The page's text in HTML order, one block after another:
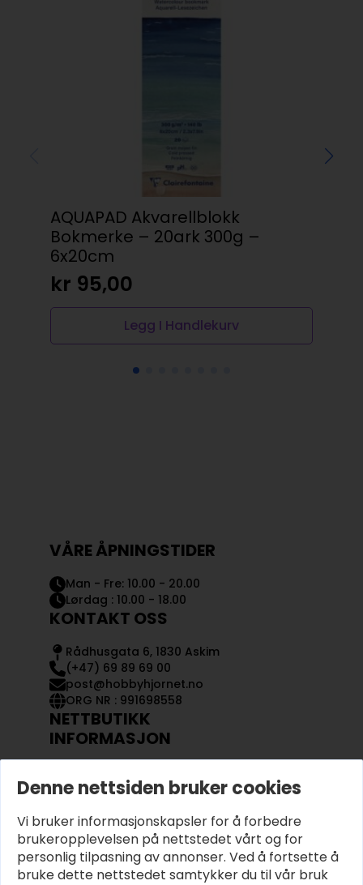
AQUAPAD Akvarellblokk
Bokmerke – 20ark 300g –
6x20cm
kr 95,00
Legg I Handlekurv
VÅRE ÅPNINGSTIDER
Man - Fre: 10.00 - 20.00
Lørdag : 10.00 - 18.00
KONTAKT OSS
Rådhusgata 6, 1830 Askim
(+47) 69 89 69 00
post@hobbyhjornet.no
ORG NR : 991698558
NETTBUTIKK
INFORMASJON
OM OSS
KJØPSVILKÅR OG BETINGELSER
PERSONVERN
Denne nettsiden bruker cookies
Vi bruker informasjonskapsler for å forbedre
brukeropplevelsen på nettstedet vårt og for
personlig tilpasning av annonser. Ved å fortsette å
bruke dette nettstedet samtykker du til vår bruk